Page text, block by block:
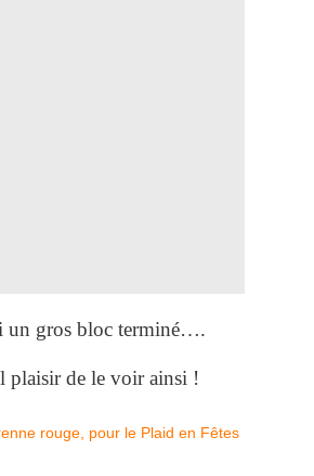
un gros bloc terminé….
plaisir de le voir ainsi !